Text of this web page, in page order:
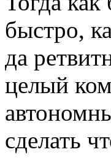
быстро,
да
целый
сделать